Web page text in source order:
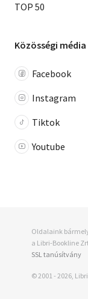
TOP 50
Közösségi média
Facebook
Instagram
Tiktok
Youtube
Oldalaink
a Libri-Bookline
SSL tanúsítvány
© 2001 - 2026,